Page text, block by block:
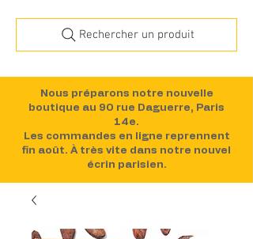
Rechercher un produit
Nous préparons notre nouvelle
boutique au 90 rue Daguerre, Paris
14e.
Les commandes en ligne reprennent
fin août. À très vite dans notre nouvel
écrin parisien.